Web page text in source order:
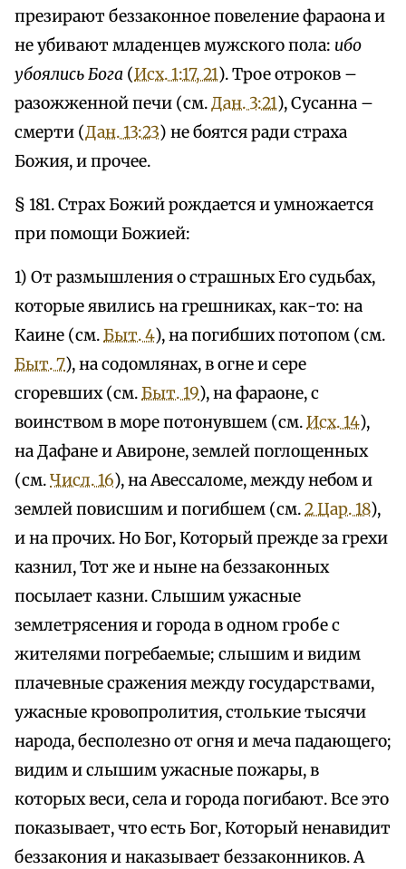
презирают беззаконное повеление фараона и
не убивают младенцев мужского пола: ибо
убоялись Бога (Исх. 1:17, 21). Трое отроков –
разожженной печи (см.Дан. 3:21), Сусанна –
смерти (Дан. 13:23) не боятся ради страха
Божия, и прочее.
§ 181. Страх Божий рождается и умножается
при помощи Божией:
1) От размышления о страшных Его судьбах,
которые явились на грешниках, как-то: на
Каине (см.Быт. 4), на погибших потопом (см.
Быт. 7), на содомлянах, в огне и сере
сгоревших (см.Быт. 19), на фараоне, с
воинством в море потонувшем (см.Исх. 14),
на Дафане и Авироне, землей поглощенных
(см.Числ. 16), на Авессаломе, между небом и
землей повисшим и погибшем (см.2 Цар. 18),
и на прочих. Но Бог, Который прежде за грехи
казнил, Тот же и ныне на беззаконных
посылает казни. Слышим ужасные
землетрясения и города в одном гробе с
жителями погребаемые; слышим и видим
плачевные сражения между государствами,
ужасные кровопролития, столькие тысячи
народа, бесполезно от огня и меча падающего;
видим и слышим ужасные пожары, в
которых веси, села и города погибают. Все это
показывает, что есть Бог, Который ненавидит
беззакония и наказывает беззаконников. А